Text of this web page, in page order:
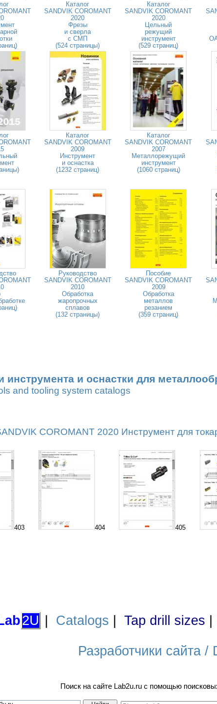
Каталог
SANDVIK COROMANT
2020
Фрезы
и сверла
с СМП
(524 страницы)
Каталог
SANDVIK COROMANT
2020
Цельный
режущий
инструмент
(529 страниц)
Каталог
SANDVIK COROMANT
2009
Инструмент
и оснастка
(1232 страниц)
Каталог
SANDVIK COROMANT
2007
Металлорежущий
инструмент
(1060 страниц)
Руководство
SANDVIK COROMANT
2010
Обработка
жаропрочных
сплавов
(132 страницы)
Пособие
SANDVIK COROMANT
2009
Обработка
металлов
резанием
(359 страниц)
инструмента и оснастки для
and tooling system catalogs
COROMANT 2020 Инструмент для
403 404 405
2U Catalogs Tap drill sizes
Разработчики сайта
Поиск на сайте Lab2u.ru с помощью